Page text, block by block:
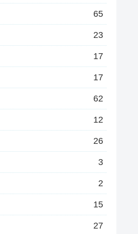
65
23
17
17
62
12
26
3
2
15
27